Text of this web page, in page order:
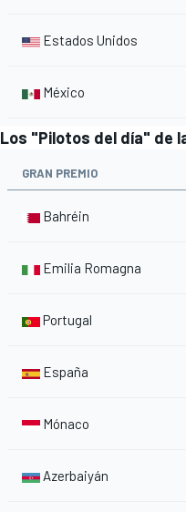
MÁS CATEGORÍAS
Estados Unidos
México
Los "Pilotos del día" de
GRAN PREMIO
Bahréin
Emilia Romagna
Portugal
España
Mónaco
Azerbaiyán